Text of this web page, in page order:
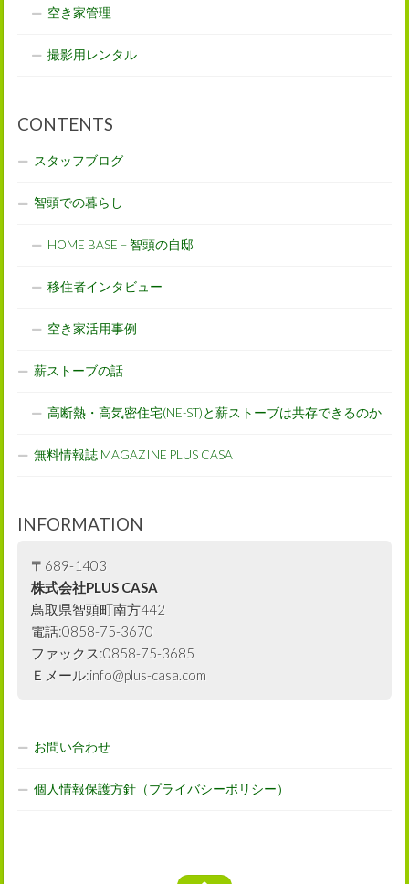
空き家管理
撮影用レンタル
CONTENTS
スタッフブログ
智頭での暮らし
HOME BASE – 智頭の自邸
移住者インタビュー
空き家活用事例
薪ストーブの話
高断熱・高気密住宅(NE-ST)と薪ストーブは共存できるのか
無料情報誌 MAGAZINE PLUS CASA
INFORMATION
〒689-1403
株式会社PLUS CASA
鳥取県智頭町南方442
電話:0858-75-3670
ファックス:0858-75-3685
Ｅメール:info@plus-casa.com
お問い合わせ
個人情報保護方針（プライバシーポリシー）